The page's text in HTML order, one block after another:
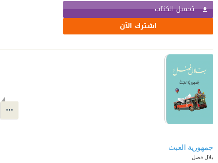
تحميل الكتاب
اشترك الآن
جمهورية العبث
بلال فضل